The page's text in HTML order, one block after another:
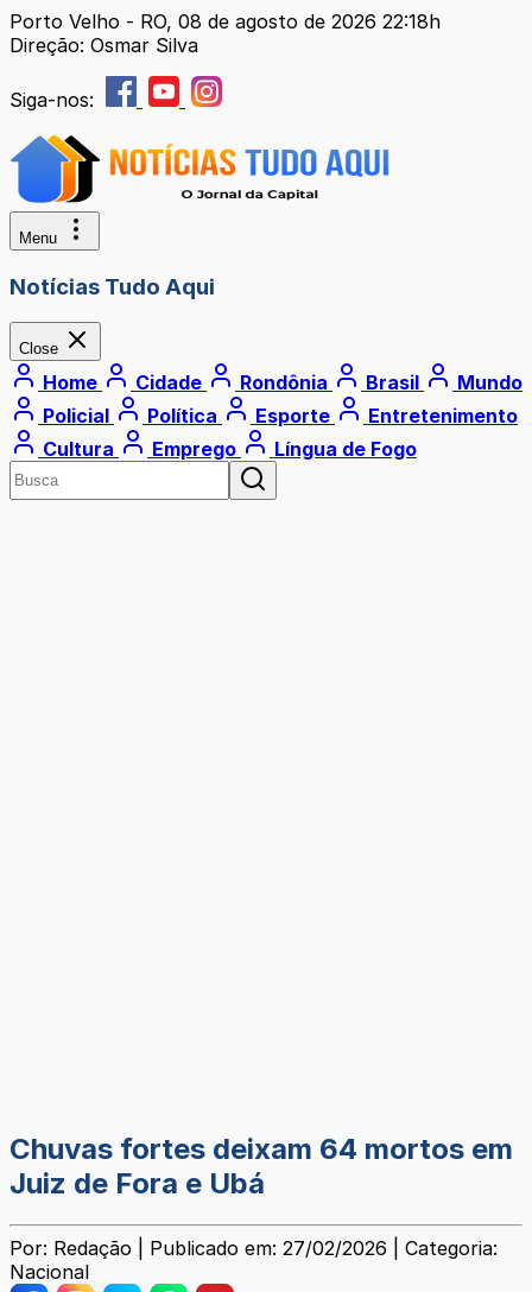
Porto Velho - RO, 08 de agosto de 2026 22:18h
Direção: Osmar Silva
Siga-nos:
Menu
Notícias Tudo Aqui
Close
Home Cidade Rondônia Brasil
Mundo
Policial
Política Esporte
Entretenimento
Cultura
Emprego Língua de Fogo
Chuvas fortes deixam 64 mortos em
Juiz de Fora e Ubá
Por: Redação | Publicado em: 27/02/2026 | Categoria:
Nacional